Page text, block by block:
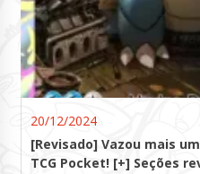
20/12/2024
[Revisado] Vazou mais
TCG Pocket! [+] Seções